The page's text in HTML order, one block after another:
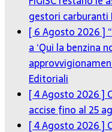
gestori carburanti
[ 6 Agosto 2026 ]
a ‘Qui la benzina
Editoriali
[ 4 Agosto 2026 ]
accise fino al 25
[ 4 Agosto 2026 ]